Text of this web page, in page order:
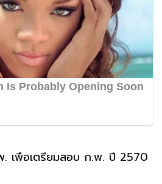
เพื่อเตรียมสอบ ก.พ. ปี 2570